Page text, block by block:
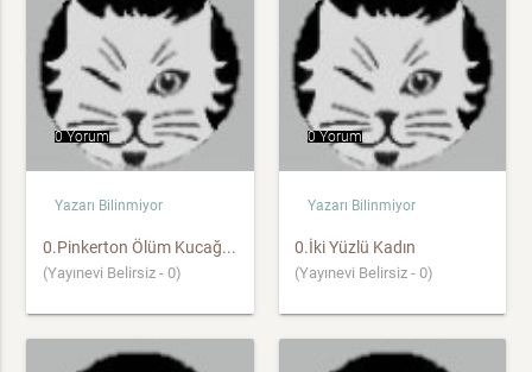
0 Yorum
Yazarı Bilinmiyor
0.Pinkerton Ölüm Kucağ...
(Yayınevi Belirsiz - 0)
0 Yorum
Yazarı Bilinmiyor
0.İki Yüzlü Kadın
(Yayınevi Belirsiz - 0)